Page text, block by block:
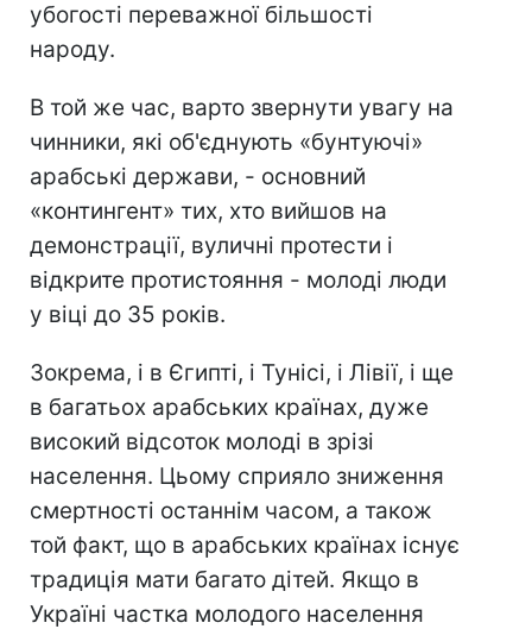
убогості переважної більшості
народу.
В той же час, варто звернути увагу на
чинники, які об'єднують «бунтуючі»
арабські держави, - основний
«контингент» тих, хто вийшов на
демонстрації, вуличні протести і
відкрите протистояння - молоді люди
у віці до 35 років.
Зокрема, і в Єгипті, і Тунісі, і Лівії, і ще
в багатьох арабських країнах, дуже
високий відсоток молоді в зрізі
населення. Цьому сприяло зниження
смертності останнім часом, а також
той факт, що в арабських країнах існує
традиція мати багато дітей. Якщо в
Україні частка молодого населення